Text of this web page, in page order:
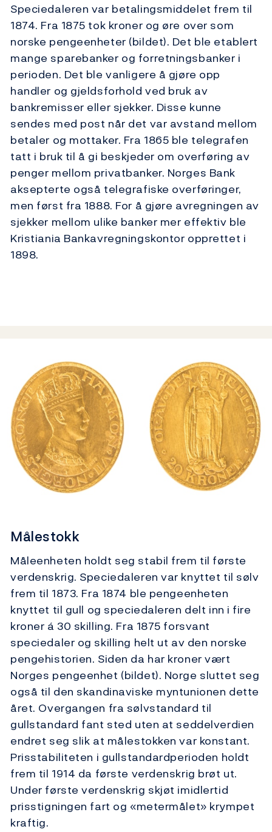
Speciedaleren var betalingsmiddelet frem til
1874. Fra 1875 tok kroner og øre over som
norske pengeenheter (bildet). Det ble etablert
mange sparebanker og forretningsbanker i
perioden. Det ble vanligere å gjøre opp
handler og gjeldsforhold ved bruk av
bankremisser eller sjekker. Disse kunne
sendes med post når det var avstand mellom
betaler og mottaker. Fra 1865 ble telegrafen
tatt i bruk til å gi beskjeder om overføring av
penger mellom privatbanker. Norges Bank
aksepterte også telegrafiske overføringer,
men først fra 1888. For å gjøre avregningen av
sjekker mellom ulike banker mer effektiv ble
Kristiania Bankavregningskontor opprettet i
1898.
Målestokk
Måleenheten holdt seg stabil frem til første
verdenskrig. Speciedaleren var knyttet til sølv
frem til 1873. Fra 1874 ble pengeenheten
knyttet til gull og speciedaleren delt inn i fire
kroner á 30 skilling. Fra 1875 forsvant
speciedaler og skilling helt ut av den norske
pengehistorien. Siden da har kroner vært
Norges pengeenhet (bildet). Norge sluttet seg
også til den skandinaviske myntunionen dette
året. Overgangen fra sølvstandard til
gullstandard fant sted uten at seddelverdien
endret seg slik at målestokken var konstant.
Prisstabiliteten i gullstandardperioden holdt
frem til 1914 da første verdenskrig brøt ut.
Under første verdenskrig skjøt imidlertid
prisstigningen fart og «metermålet» krympet
kraftig.